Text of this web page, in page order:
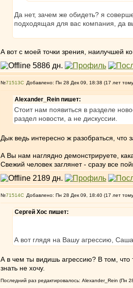
Да нет, зачем же обидеть? я
подходящая для вас компания, да
А вот с моей точки зрения, наилучшей
№71513 Добавлено: Пн 28 Дек 09, 18:38 (17 лет
Alexander_Rein пишет:
Стоит нам появиться в разделе
раздел новости, а не дискуссии.
Дык ведь интересно ж разобраться,
А Вы нам наглядно демонстрируете,
Свежий человек заглянет - сразу все
№71514 Добавлено: Пн 28 Дек 09, 18:40 (17 лет
Сергей Хос пишет:
А вот глядя на Вашу агрессию,
А в чем ты видишь агрессию? В том, что
знать не хочу.
Последний раз редактировалось: Alexander_Rein (Пн